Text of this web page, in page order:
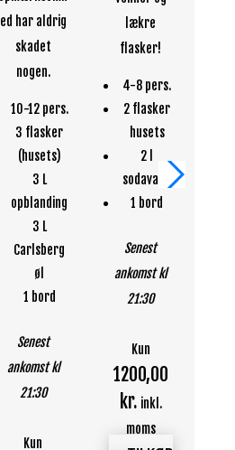
ed har aldrig
skadet
nogen.
10-12 pers.
3 flasker
(husets)
3 L
opblanding
3 L
Carlsberg
øl
1 bord
Senest
ankomst kl
21:30
Kun
lækre
flasker!
4-8 pers.
2 flasker
husets
2 l
sodavand
1 bord
Senest
ankomst kl
21:30
Kun
1200,00
kr. inkl.
moms